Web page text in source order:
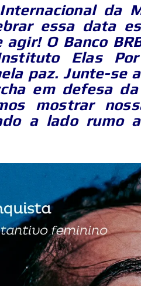
da
essa data
agir! O Banco
Elas
paz. Junte-se
em defesa
mostrar
a lado rumo